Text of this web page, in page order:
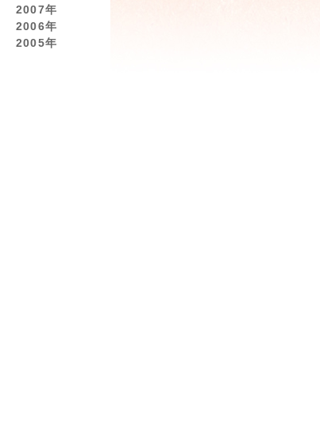
2007年
2006年
2005年